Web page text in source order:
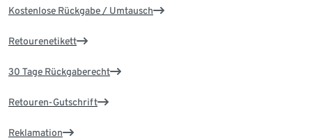
Kostenlose Rückgabe / Umtausch
Retourenetikett
30 Tage Rückgaberecht
Retouren-Gutschrift
Reklamation